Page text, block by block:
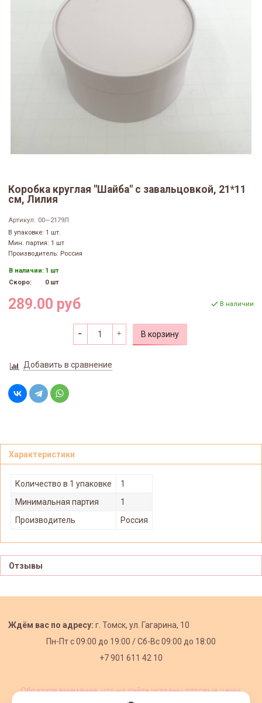
Коробка круглая "Шайба" с завальцовкой, 21*11
см, Лилия
Артикул: 00—2179Л
В упаковке: 1 шт.
Мин. партия: 1 шт
Производитель: Россия
В наличии: 1 шт
Скоро:
0 шт
289.00 руб В наличии
В корзину
Добавить в сравнение
Характеристики
Количество в 1 упаковке
1
Минимальная партия
1
Производитель
Россия
Отзывы
Ждём вас по адресу: г. Томск, ул. Гагарина, 10
Пн-Пт с09:00 до 19:00 /Сб-Вс 09:00 до 18:00
+7 901 611 42 10
Обратите внимание, что на сайте указаны оптовые цены,